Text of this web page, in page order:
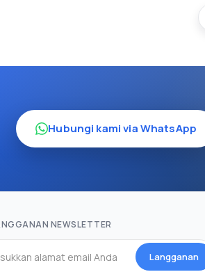
Hubungi kami via WhatsApp
NEWSLETTER
Langganan